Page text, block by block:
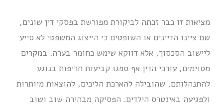
מציאות זו כבר זכתה לביקורת מפורשת בפסקי דין שונים,
שם ציינו הדיינים או השופטים כי הייצוג המשפטי לא סייע
ליישוב הסכסוך, אלא דווקא שימש כחומר בערה. במקרים
מסוימים, עורכי הדין אף ספגו קביעות חריפות בנוגע
להתנהלותם, שהובילה להארכת הליכים, להוצאות מיותרות
ולפגיעה באינטרס הילדים. הפסיקה מבהירה שוב ושוב